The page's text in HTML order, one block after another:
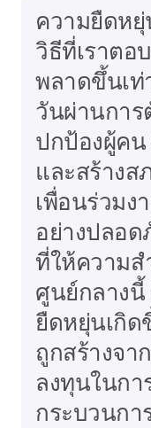
ความยืดหยุ่
วิธีที่เราตอ
พลาดขึ้นเ
วันผ่านการ
ปกป้องผู้ค
และสร้าง
เพื่อนร่วมง
อย่างปลอ
ที่ให้ความ
ศูนย์กลาง
ยืดหยุ่นเกิ
ถูกสร้างจา
ลงทุนในกา
กระบวนกา